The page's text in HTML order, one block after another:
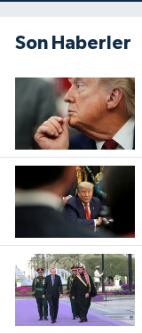
Son Haberler